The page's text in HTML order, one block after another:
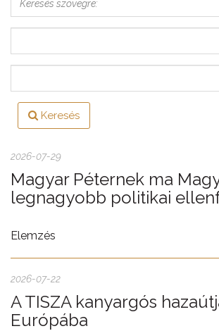
Keresés
2026-07-29
Magyar Péternek ma
legnagyobb politikai
Elemzés
2026-07-22
A TISZA kanyargós
Európába